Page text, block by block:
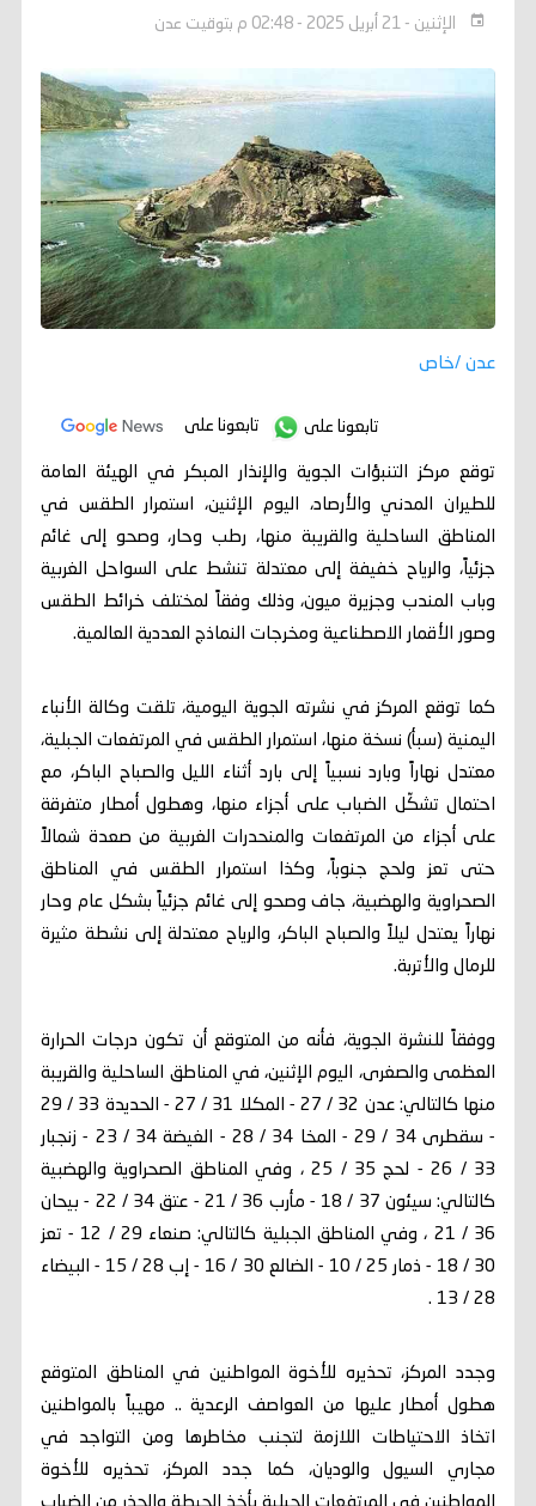
الإثنين - 21 أبريل 2025 - 02:48 م بتوقيت عدن
عدن /خاص
تابعونا على تابعونا على
توقع مركز التنبؤات الجوية والإنذار المبكر في الهيئة العامة
للطيران المدني والأرصاد، اليوم الإثنين، استمرار الطقس في
المناطق الساحلية والقريبة منها، رطب وحار، وصحو إلى غائم
جزئياً، والرياح خفيفة إلى معتدلة تنشط على السواحل الغربية
وباب المندب وجزيرة ميون، وذلك وفقاً لمختلف خرائط الطقس
وصور الأقمار الاصطناعية ومخرجات النماذج العددية العالمية.
كما توقع المركز في نشرته الجوية اليومية، تلقت وكالة الأنباء
اليمنية (سبأ) نسخة منها، استمرار الطقس في المرتفعات الجبلية،
معتدل نهاراً وبارد نسبياً إلى بارد أثناء الليل والصباح الباكر، مع
احتمال تشكّل الضباب على أجزاء منها، وهطول أمطار متفرقة
على أجزاء من المرتفعات والمنحدرات الغربية من صعدة شمالاً
حتى تعز ولحج جنوباً، وكذا استمرار الطقس في المناطق
الصحراوية والهضبية، جاف وصحو إلى غائم جزئياً بشكل عام وحار
نهاراً يعتدل ليلاً والصباح الباكر، والرياح معتدلة إلى نشطة مثيرة
للرمال والأتربة.
ووفقاً للنشرة الجوية، فأنه من المتوقع أن تكون درجات الحرارة
العظمى والصغرى، اليوم الإثنين، في المناطق الساحلية والقريبة
منها كالتالي: عدن 32 / 27 - المكلا 31 / 27 - الحديدة 33 / 29
- سقطرى 34 / 29 - المخا 34 / 28 - الغيضة 34 / 23 - زنجبار
33 / 26 - لحج 35 / 25 ، وفي المناطق الصحراوية والهضبية
كالتالي: سيئون 37 / 18 - مأرب 36 / 21 - عتق 34 / 22 - بيحان
36 / 21 ، وفي المناطق الجبلية كالتالي: صنعاء 29 / 12 - تعز
30 / 18 - ذمار 25 / 10 - الضالع 30 / 16 - إب 28 / 15 - البيضاء
28 / 13 .
وجدد المركز، تحذيره للأخوة المواطنين في المناطق المتوقع
هطول أمطار عليها من العواصف الرعدية .. مهيباً بالمواطنين
اتخاذ الاحتياطات اللازمة لتجنب مخاطرها ومن التواجد في
مجاري السيول والوديان، كما جدد المركز، تحذيره للأخوة